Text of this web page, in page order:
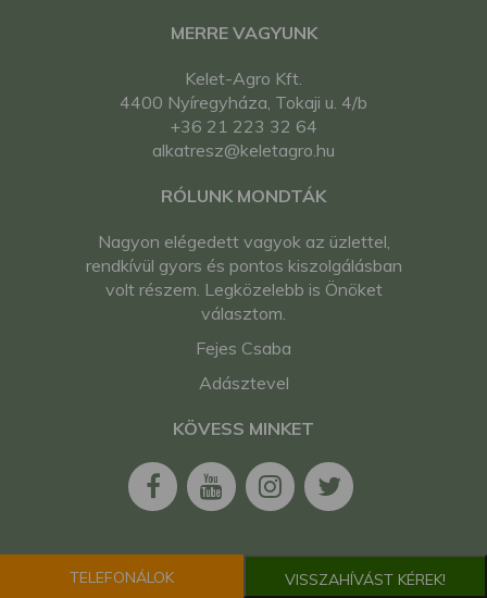
TELEFONÁLOK VISSZAHÍVÁST KÉREK!
MERRE VAGYUNK
Kelet-Agro Kft.
4400 Nyíregyháza, Tokaji u. 4/b
+36 21 223 32 64
alkatresz@keletagro.hu
RÓLUNK MONDTÁK
Nagyon elégedett vagyok az üzlettel,
rendkívül gyors és pontos kiszolgálásban
volt részem. Legközelebb is Önöket
választom.
Fejes Csaba
Adásztevel
KÖVESS MINKET
2026. Minden jog fenntartva. Kelet-Agro Kft.